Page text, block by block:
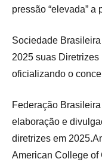
pressão “elevada” a
Sociedade
2025 suas
oficializando o
Federação
elaboração e
diretrizes em
American College of